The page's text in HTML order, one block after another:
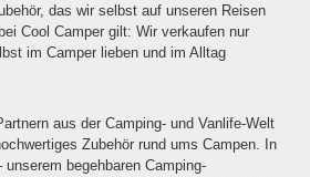
das wir selbst auf unseren Reisen
Cool Camper gilt: Wir verkaufen nur
im Camper lieben und im Alltag
aus der Camping- und Vanlife-Welt
Zubehör rund ums Campen. In
begehbaren Camping-